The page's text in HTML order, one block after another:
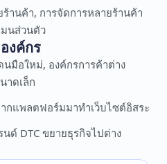
านค้า, การจัดการหลายร้านค้า
มนส่วนตัว
งค์กร
มือใหม่, องค์กรการค้าต่าง
าดเล็ก
กแพลตฟอร์มมาทำเว็บไซต์อิสระ
ด์ DTC ขยายธุรกิจไปต่าง